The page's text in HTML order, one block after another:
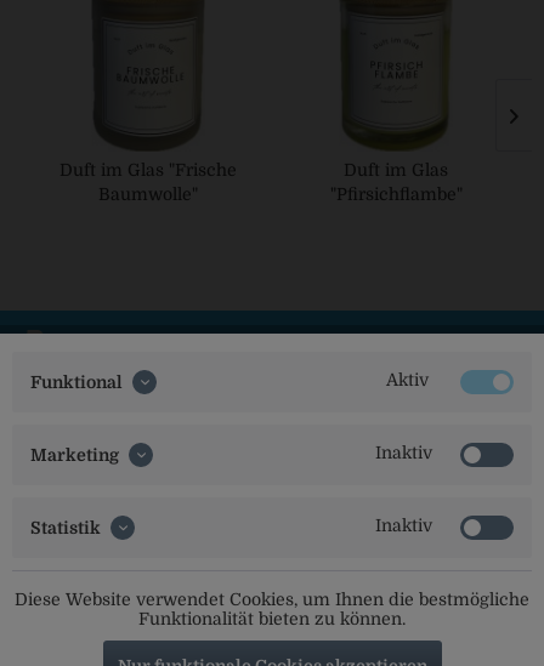
Duft im Glas "Frische
Baumwolle"
Duft im Glas
"Pfirsichflambe"
Social Media
Service Hotline
Shop Service
Funktional Aktiv
Marketing Inaktiv
Statistik Inaktiv
Diese Website verwendet Cookies, um Ihnen die bestmögliche
Funktionalität bieten zu können.